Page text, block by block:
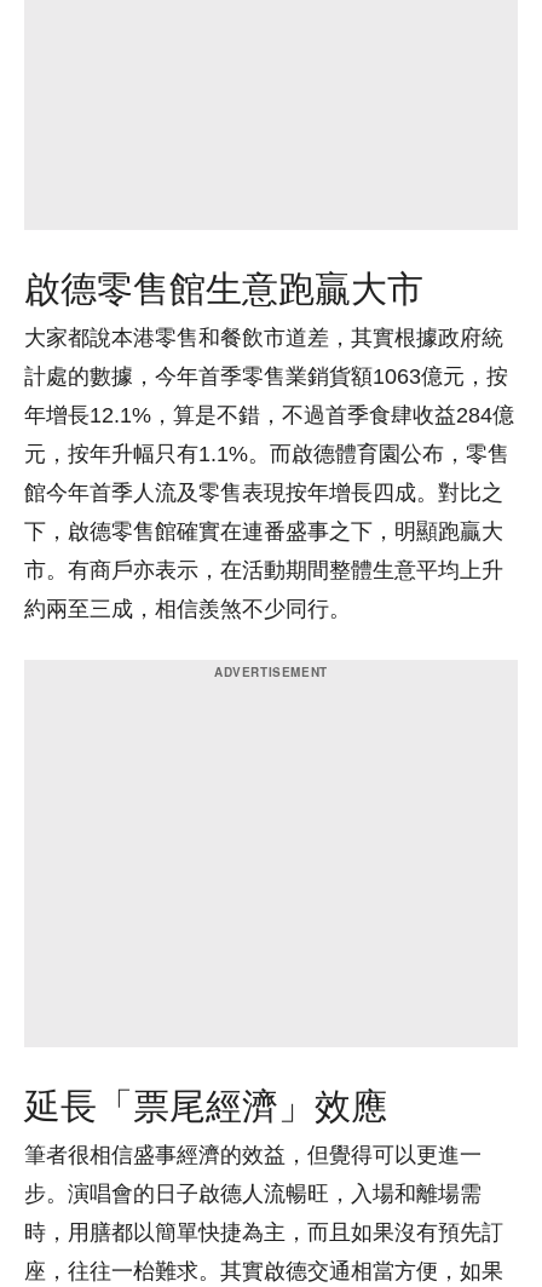
啟德零售館生意跑贏大市
大家都說本港零售和餐飲市道差，其實根據政府統
計處的數據，今年首季零售業銷貨額1063億元，按
年增長12.1%，算是不錯，不過首季食肆收益284億
元，按年升幅只有1.1%。而啟德體育園公布，零售
館今年首季人流及零售表現按年增長四成。對比之
下，啟德零售館確實在連番盛事之下，明顯跑贏大
市。有商戶亦表示，在活動期間整體生意平均上升
約兩至三成，相信羨煞不少同行。
延長「票尾經濟」效應
筆者很相信盛事經濟的效益，但覺得可以更進一
步。演唱會的日子啟德人流暢旺，入場和離場需
時，用膳都以簡單快捷為主，而且如果沒有預先訂
座，往往一枱難求。其實啟德交通相當方便，如果